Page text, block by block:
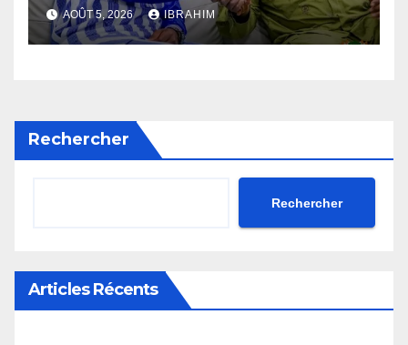
AOÛT 5, 2026 IBRAHIM
Rechercher
Rechercher
Articles Récents